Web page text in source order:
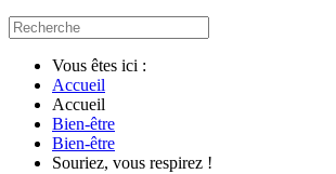
Vous êtes ici :
Accueil
Accueil
Bien-être
Bien-être
Souriez, vous respirez !